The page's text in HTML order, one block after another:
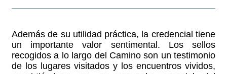
Además de su utilidad práctica, la credencial tiene
un importante valor sentimental. Los sellos
recogidos a lo largo del Camino son un testimonio
de los lugares visitados y los encuentros vividos,